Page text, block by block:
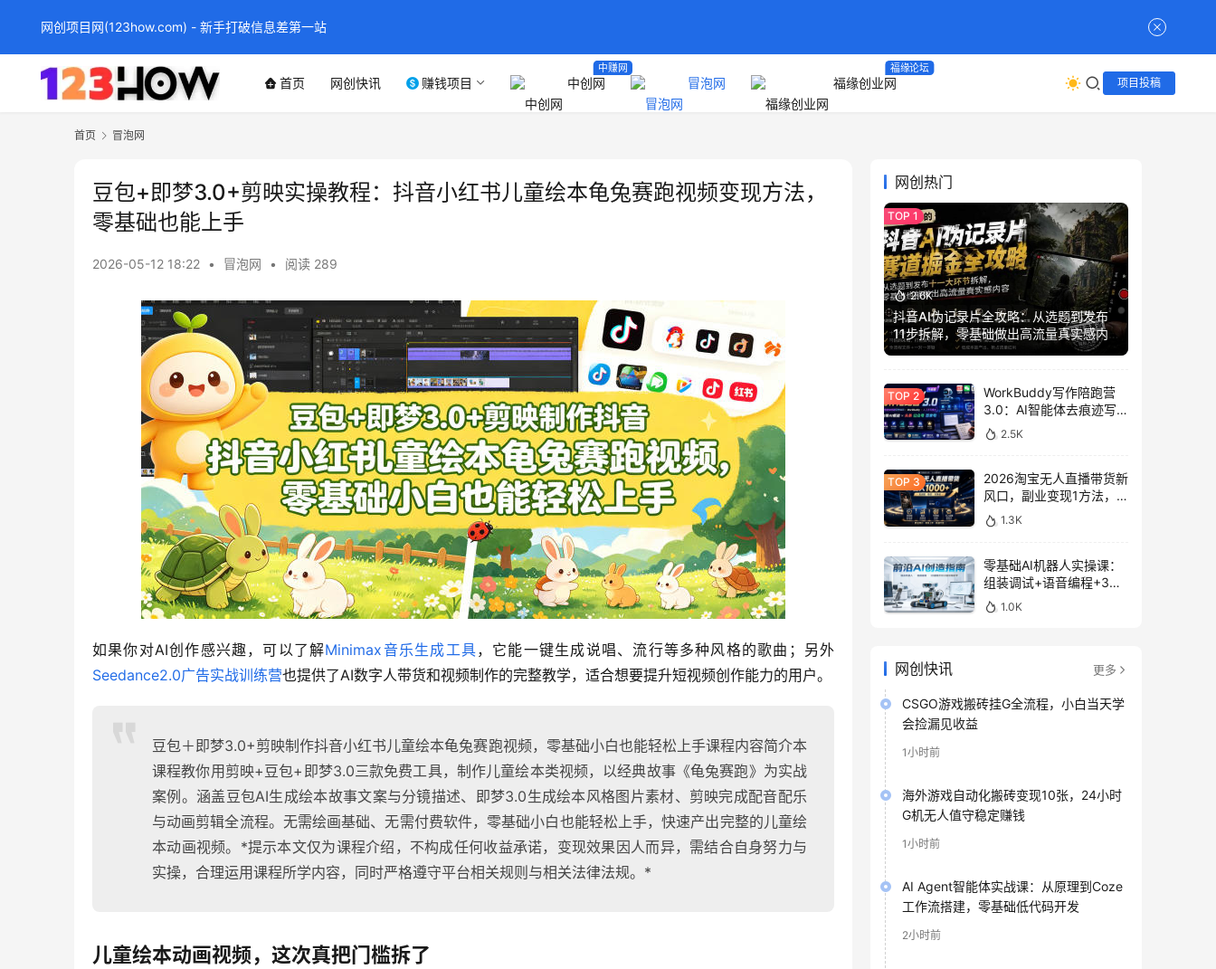
首页 网创快讯 赚钱项目 中创网
中赚网
冒泡网 福缘创业网
福缘论坛
项目投稿
首页 冒泡网
豆包+即梦3.0+剪映实操教程：抖音小红书儿童绘本龟兔赛跑视频变现方法，
零基础也能上手
2026-05-12 18:22 • 冒泡网 • 阅读 289
如果你对AI创作感兴趣，可以了解Minimax音乐生成工具，它能一键生成说唱、流行等多种风格的歌曲；另外
Seedance2.0广告实战训练营也提供了AI数字人带货和视频制作的完整教学，适合想要提升短视频创作能力的用户。
豆包＋即梦3.0+剪映制作抖音小红书儿童绘本龟兔赛跑视频，零基础小白也能轻松上手课程内容简介本
课程教你用剪映+豆包+即梦3.0三款免费工具，制作儿童绘本类视频，以经典故事《龟兔赛跑》为实战
案例。涵盖豆包AI生成绘本故事文案与分镜描述、即梦3.0生成绘本风格图片素材、剪映完成配音配乐
与动画剪辑全流程。无需绘画基础、无需付费软件，零基础小白也能轻松上手，快速产出完整的儿童绘
本动画视频。*提示本文仅为课程介绍，不构成任何收益承诺，变现效果因人而异，需结合自身努力与
实操，合理运用课程所学内容，同时严格遵守平台相关规则与相关法律法规。*
儿童绘本动画视频，这次真把门槛拆了
网创热门
2.6K
抖音AI伪记录片全攻略：从选题到发布
11步拆解，零基础做出高流量真实感内
容
WorkBuddy写作陪跑营
3.0：AI智能体去痕迹写
作，头条公众号百家号变
现
2.5K
2026淘宝无人直播带货新
风口，副业变现1方法，
无违规稳定可长期操作
1.3K
零基础AI机器人实操课：
组装调试+语音编程+3D
建模打印入门
1.0K
网创快讯 更多
CSGO游戏搬砖挂G全流程，小白当天学
会捡漏见收益
1小时前
海外游戏自动化搬砖变现10张，24小时
G机无人值守稳定赚钱
1小时前
AI Agent智能体实战课：从原理到Coze
工作流搭建，零基础低代码开发
2小时前
网创项目网(123how.com) - 新手打破信息差第一站